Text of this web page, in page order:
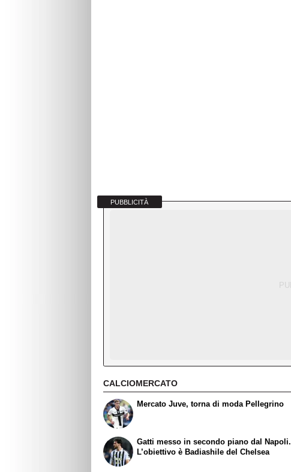
PUBBLICITÀ
CALCIOMERCATO
Mercato Juve, torna di moda Pellegrino
Gatti messo in secondo piano dal Napoli.
L’obiettivo è Badiashile del Chelsea